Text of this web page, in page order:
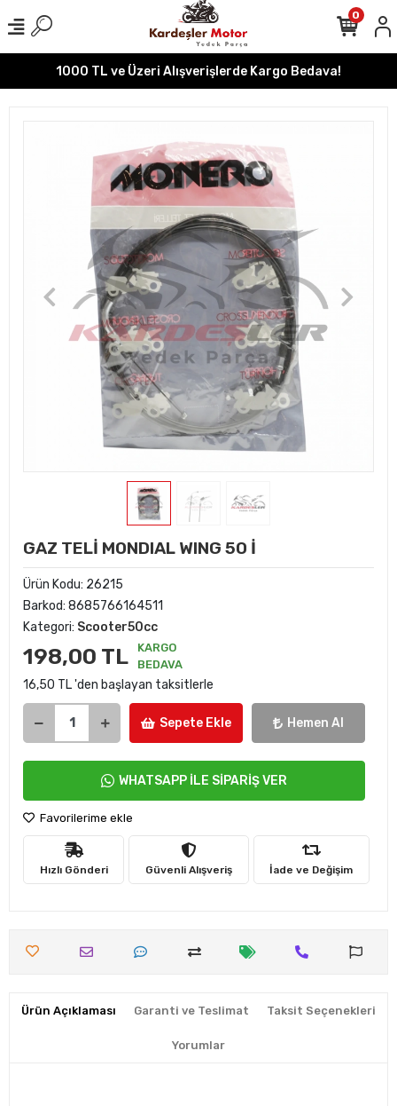
1000 TL ve Üzeri Alışverişlerde Kargo Bedava!
0
GAZ TELİ MONDIAL WING 50 İ
Ürün Kodu: 26215
Barkod: 8685766164511
Kategori: Scooter50cc
198,00 TL
KARGO
BEDAVA
16,50 TL 'den başlayan taksitlerle
Sepete Ekle Hemen Al
WHATSAPP İLE SİPARİŞ VER
Favorilerime ekle
Hızlı Gönderi Güvenli Alışveriş İade ve Değişim
Ürün Açıklaması Garanti ve Teslimat Taksit Seçenekleri
Yorumlar